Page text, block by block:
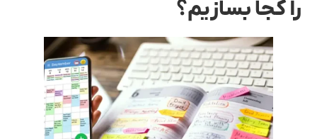
را کجا بسازیم؟